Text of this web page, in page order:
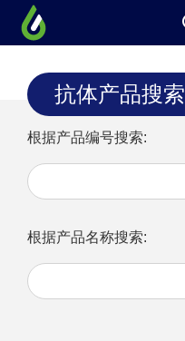
抗体产品搜索
根据产品编号搜索:
根据产品名称搜索: